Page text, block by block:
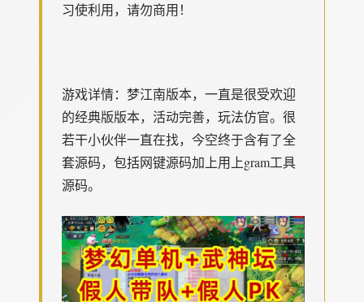
习使利用，请勿商用！
游戏详情：梦江南版本，一直是很受欢迎
的经典版版本，活动完善，玩法仿官。很
若干小伙伴一直在找，今空终于含有了全
套源码，包括网键源码加上用上gram工具
源码。